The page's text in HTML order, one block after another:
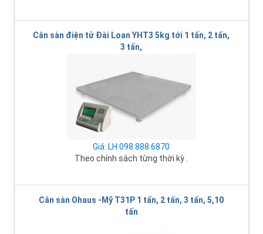
Cân sàn điện tử Đài Loan YHT3 5kg tới 1 tấn, 2 tấn,
3 tấn,
Giá: LH 098 888 6870
Theo chính sách từng thời kỳ .
Cân sàn Ohaus -Mỹ T31P 1 tấn, 2 tấn, 3 tấn, 5,10
tấn